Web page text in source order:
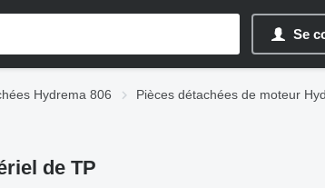
Se
Hydrema 806
Pièces détachées de moteur
de TP